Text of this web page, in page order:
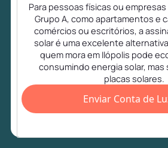
Para pessoas físicas ou
Grupo A, como apartamentos e
comércios ou escritórios, a
solar é uma excelente
quem mora em Ilópolis pode
consumindo energia solar, mas
placas solares.
Enviar Conta de